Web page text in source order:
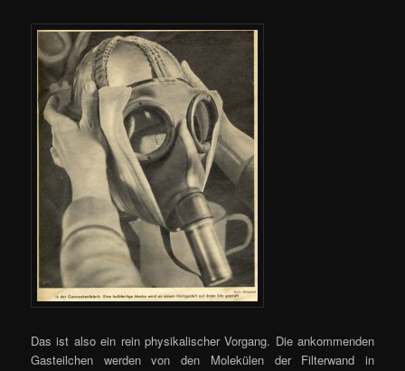
Das ist also ein rein physikalischer Vorgang. Die ankommenden
Gasteilchen werden von den Molekülen der Filterwand in